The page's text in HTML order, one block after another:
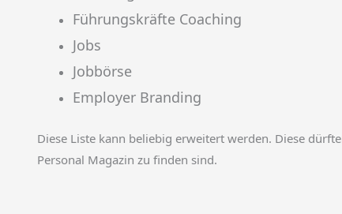
Führungskräfte Coaching
Jobs
Jobbörse
Employer Branding
Diese Liste kann beliebig erweitert werden. Diese
Personal Magazin zu finden sind.